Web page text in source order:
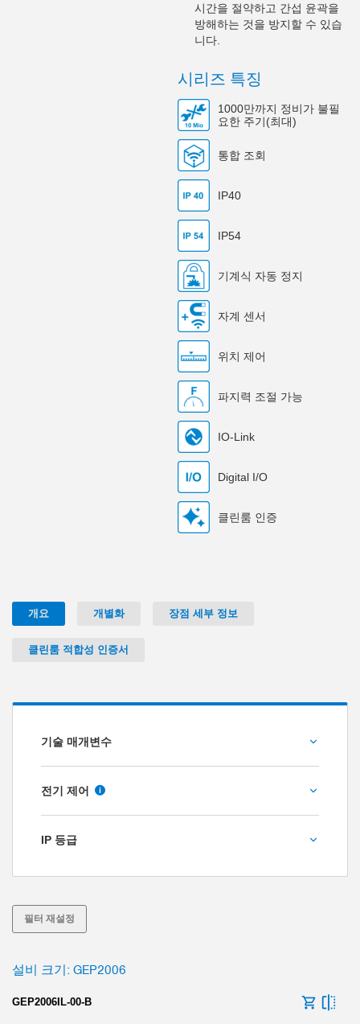
시간을 절약하고 간섭 윤곽을
방해하는 것을 방지할 수 있습
니다.
시리즈 특징
1000만까지 정비가 불필
요한 주기(최대)
통합 조회
IP40
IP54
기계식 자동 정지
자계 센서
위치 제어
파지력 조절 가능
IO-Link
Digital I/O
클린룸 인증
개요 개별화 장점 세부 정보
클린룸 적합성 인증서
기술 매개변수
조당 스트로크 [mm]
그리퍼 조 최대 길이 [mm]
전기 제어
I/O
IO-Link
IP 등급
필터 재설정
설비 크기: GEP2006
GEP2006IL-00-B